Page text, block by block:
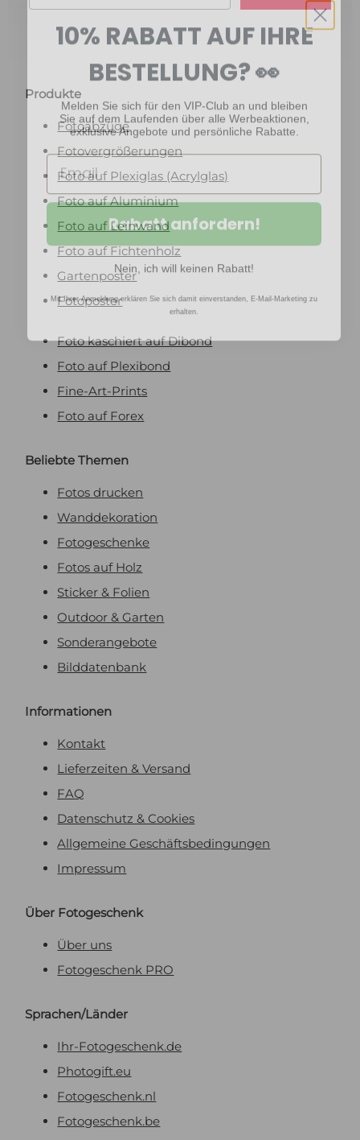
Produkte
Fotoabzüge
Fotovergrößerungen
Foto auf Plexiglas (Acrylglas)
Foto auf Aluminium
Foto auf Leinwand
Foto auf Fichtenholz
Gartenposter
Fotoposter
Foto kaschiert auf Dibond
Foto auf Plexibond
Fine-Art-Prints
Foto auf Forex
Beliebte Themen
Fotos drucken
Wanddekoration
Fotogeschenke
Fotos auf Holz
Sticker & Folien
Outdoor & Garten
Sonderangebote
Bilddatenbank
Informationen
Kontakt
Lieferzeiten & Versand
FAQ
Datenschutz & Cookies
Allgemeine Geschäftsbedingungen
Impressum
Über Fotogeschenk
Über uns
Fotogeschenk PRO
Sprachen/Länder
Ihr-Fotogeschenk.de
Photogift.eu
Fotogeschenk.nl
Fotogeschenk.be
10% RABATT AUF IHRE
BESTELLUNG? 👀
Melden Sie sich für den VIP-Club an und bleiben
Sie auf dem Laufenden über alle Werbeaktionen,
exklusive Angebote und persönliche Rabatte.
Rabatt anfordern!
Nein, ich will keinen Rabatt!
erhalten.